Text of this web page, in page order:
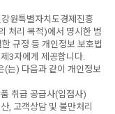
원특별자치도경제진흥
처리 목적)에서 명시한 범
규정 등 개인정보 보호법
3자에게 제공합니다.
(는) 다음과 같이 개인정보
취급 공급사(입점사)
, 고객상담 및 불만처리